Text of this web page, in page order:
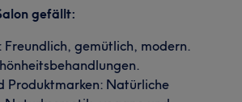
gefällt:
Freundlich, gemütlich, modern.
Produktmarken: Natürliche